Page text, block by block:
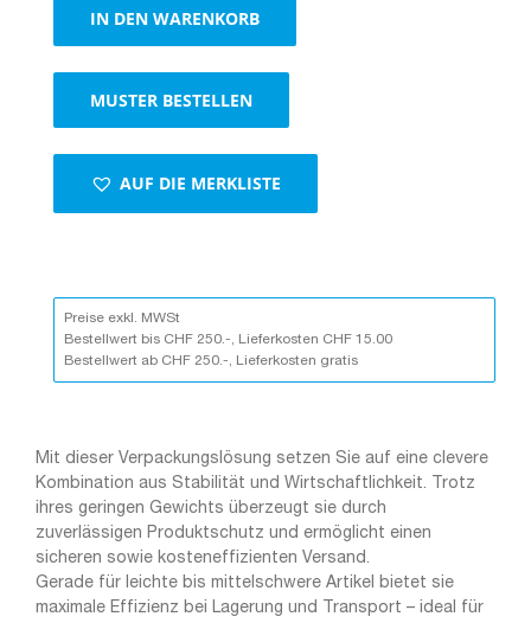
IN DEN WARENKORB
MUSTER BESTELLEN
AUF DIE MERKLISTE
Preise exkl. MWSt
Bestellwert bis CHF 250.-, Lieferkosten CHF 15.00
Bestellwert ab CHF 250.-, Lieferkosten gratis
Mit dieser Verpackungslösung setzen Sie auf eine clevere
Kombination aus Stabilität und Wirtschaftlichkeit. Trotz
ihres geringen Gewichts überzeugt sie durch
zuverlässigen Produktschutz und ermöglicht einen
sicheren sowie kosteneffizienten Versand.
Gerade für leichte bis mittelschwere Artikel bietet sie
maximale Effizienz bei Lagerung und Transport – ideal für